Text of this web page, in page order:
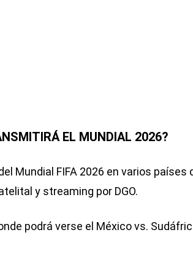
EL MUNDIAL 2026?
Mundial FIFA 2026 en varios países
y streaming por DGO.
podrá verse el México vs.